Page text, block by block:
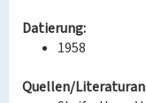
Datierung:
1958
Quellen/